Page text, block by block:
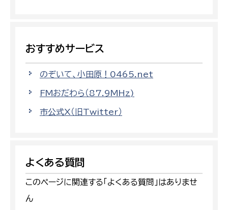
おすすめサービス
のぞいて、小田原！0465.net
FMおだわら（87.9MHz)
市公式X（旧Twitter）
よくある質問
このページに関連する「よくある質問」はありませ
ん